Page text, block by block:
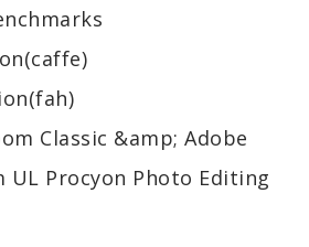
Classic &amp; Adobe
UL Procyon Photo Editing